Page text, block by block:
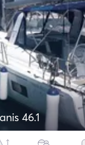
46.1